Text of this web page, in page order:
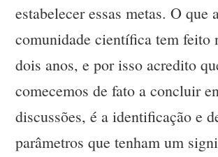
estabelecer essas metas. O que
comunidade científica tem feito
dois anos, e por isso acredito
comecemos de fato a concluir
discussões, é a identificação e
parâmetros que tenham um